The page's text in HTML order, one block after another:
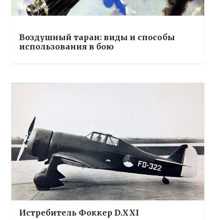
Воздушный таран: виды и способы
использования в бою
Истребитель Фоккер D.XXI